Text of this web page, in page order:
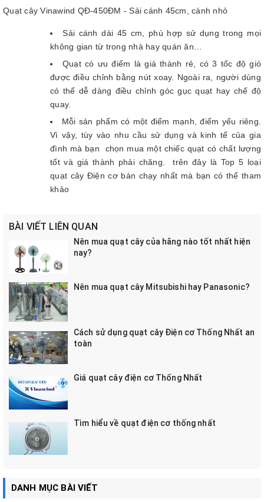
Quạt cây Vinawind QĐ-450ĐM - Sải cánh 45cm, cánh nhỏ
Sải cánh dài 45 cm, phù hợp sử dụng trong mọi
không gian từ trong nhà hay quán ăn…
Quạt có ưu điểm là giá thành rẻ, có 3 tốc độ gió
được điều chỉnh bằng nút xoay. Ngoài ra, người dùng
có thể dễ dàng điều chỉnh góc gục quạt hay chế độ
quay.
Mỗi sản phẩm có một điểm mạnh, điểm yếu riêng.
Vì vậy, tùy vào nhu cầu sử dụng và kinh tế của gia
đình mà bạn chọn mua một chiếc quạt có chất lượng
tốt và giá thành phải chăng. trên đây là Top 5 loại
quạt cây Điện cơ bán chạy nhất mà bạn có thể tham
khảo
BÀI VIẾT LIÊN QUAN
Nên mua quạt cây của hãng nào tốt nhất hiện
nay?
Nên mua quạt cây Mitsubishi hay Panasonic?
Cách sử dụng quạt cây Điện cơ Thống Nhất an
toàn
Giá quạt cây điện cơ Thống Nhất
Tìm hiểu về quạt điện cơ thống nhất
DANH MỤC BÀI VIẾT